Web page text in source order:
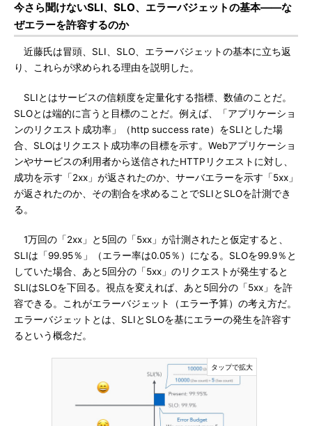
今さら聞けないSLI、SLO、エラーバジェットの基本――な
ぜエラーを許容するのか
近藤氏は冒頭、SLI、SLO、エラーバジェットの基本に立ち返
り、これらが求められる理由を説明した。
SLIとはサービスの信頼度を定量化する指標、数値のことだ。
SLOとは端的に言うと目標のことだ。例えば、「アプリケーショ
ンのリクエスト成功率」（http success rate）をSLIとした場
合、SLOはリクエスト成功率の目標を示す。Webアプリケーショ
ンやサービスの利用者から送信されたHTTPリクエストに対し、
成功を示す「2xx」が返されたのか、サーバエラーを示す「5xx」
が返されたのか、その割合を求めることでSLIとSLOを計測でき
る。
1万回の「2xx」と5回の「5xx」が計測されたと仮定すると、
SLIは「99.95％」（エラー率は0.05％）になる。SLOを99.9％と
していた場合、あと5回分の「5xx」のリクエストが発生すると
SLIはSLOを下回る。視点を変えれば、あと5回分の「5xx」を許
容できる。これがエラーバジェット（エラー予算）の考え方だ。
エラーバジェットとは、SLIとSLOを基にエラーの発生を許容す
るという概念だ。